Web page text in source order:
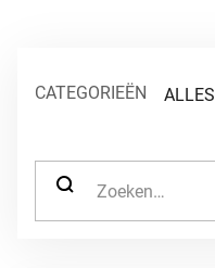
CATEGORIEËN ALLES
ZOEK NAAR: